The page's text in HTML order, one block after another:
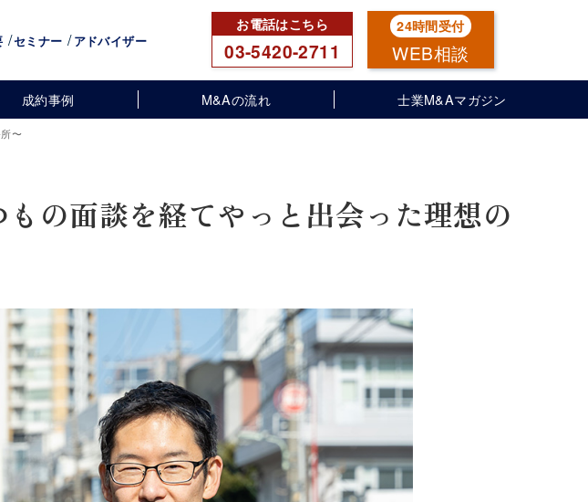
セミナー アドバイザー 03-5420-2711 WEB相談
成約事例 M&Aの流れ 士業M&Aマガジン
〜
の面談を経てやっと出会った理想の